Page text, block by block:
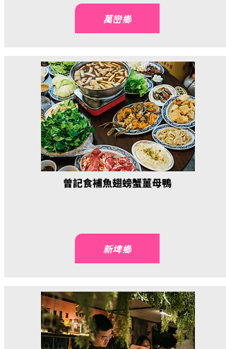
萬巒鄉
曾記食補魚翅螃蟹薑母鴨
新埤鄉